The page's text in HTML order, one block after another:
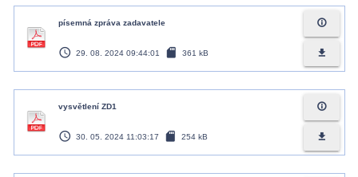
písemná zpráva zadavatele
access_time 29. 08. 2024 09:44:01 sd_card 361 kB
info_outline
file_download
vysvětlení ZD1
access_time 30. 05. 2024 11:03:17 sd_card 254 kB
info_outline
file_download